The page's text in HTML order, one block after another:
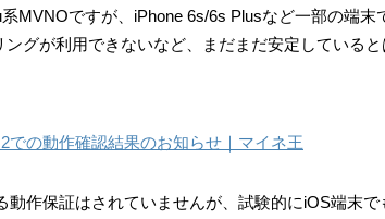
MVNOですが、iPhone 6s/6s Plusなど一部の端末
グが利用できないなど、まだまだ安定している
での動作確認結果のお知らせ｜マイネ王
動作保証はされていませんが、試験的にiOS端末で